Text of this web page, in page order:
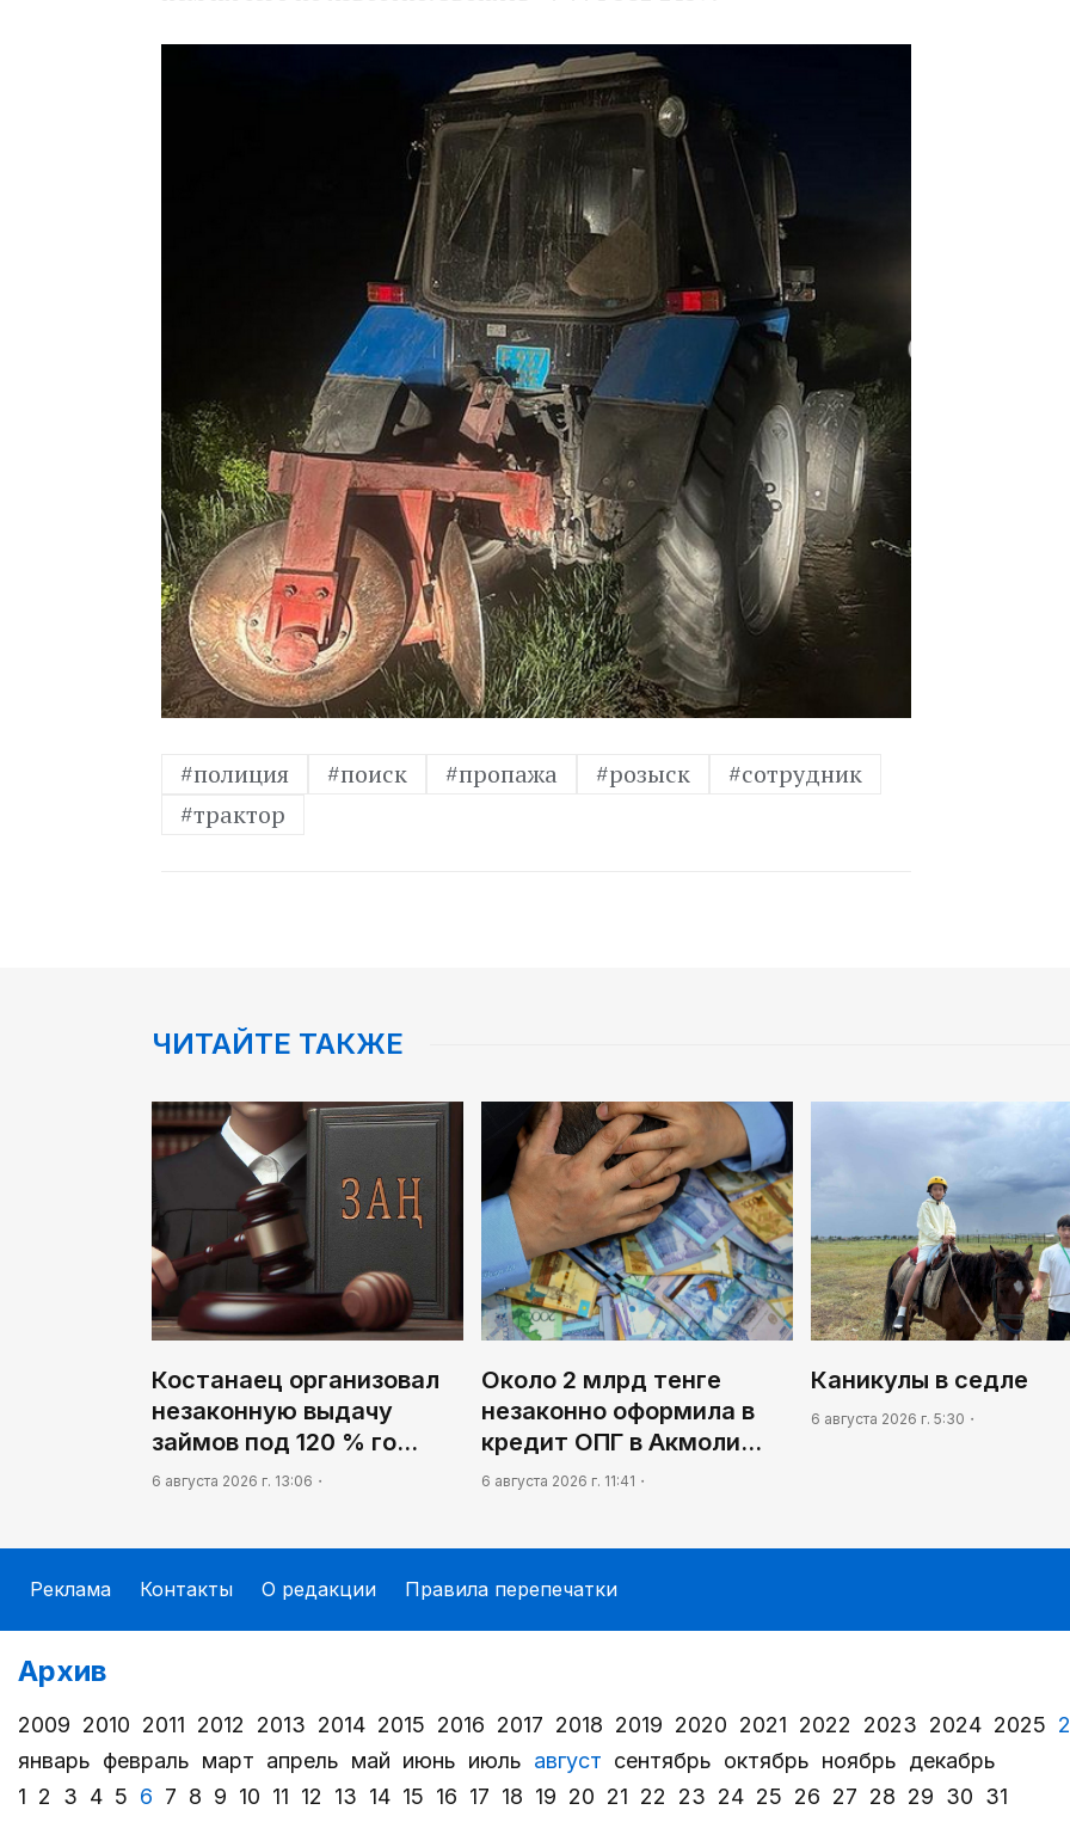
#полиция #поиск #пропажа #розыск
#сотрудник
#трактор
ЧИТАЙТЕ ТАКЖЕ
Костанаец организовал
незаконную выдачу
займов под 120 % го…
6 августа 2026 г. 13:06
Около 2 млрд тенге
незаконно оформила в
кредит ОПГ в Акмоли…
6 августа 2026 г. 11:41
Каникулы в седле
6 августа 2026 г. 5:30
Реклама Контакты О редакции Правила перепечатки
Архив
2009 2010 2011 2012 2013 2014 2015 2016 2017 2018 2019 2020 2021 2022 2023 2024 2025
январь февраль март апрель май июнь июль август сентябрь октябрь ноябрь декабрь
1 2 3 4 5 6 7 8 9 10 11 12 13 14 15 16 17 18 19 20 21 22 23 24 25 26 27 28 29 30 31